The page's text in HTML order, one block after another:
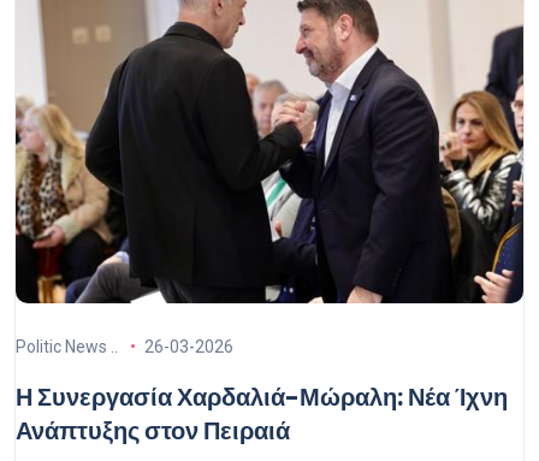
Politic News .. 26-03-2026
Η Συνεργασία Χαρδαλιά-Μώραλη: Νέα Ίχνη
Ανάπτυξης στον Πειραιά